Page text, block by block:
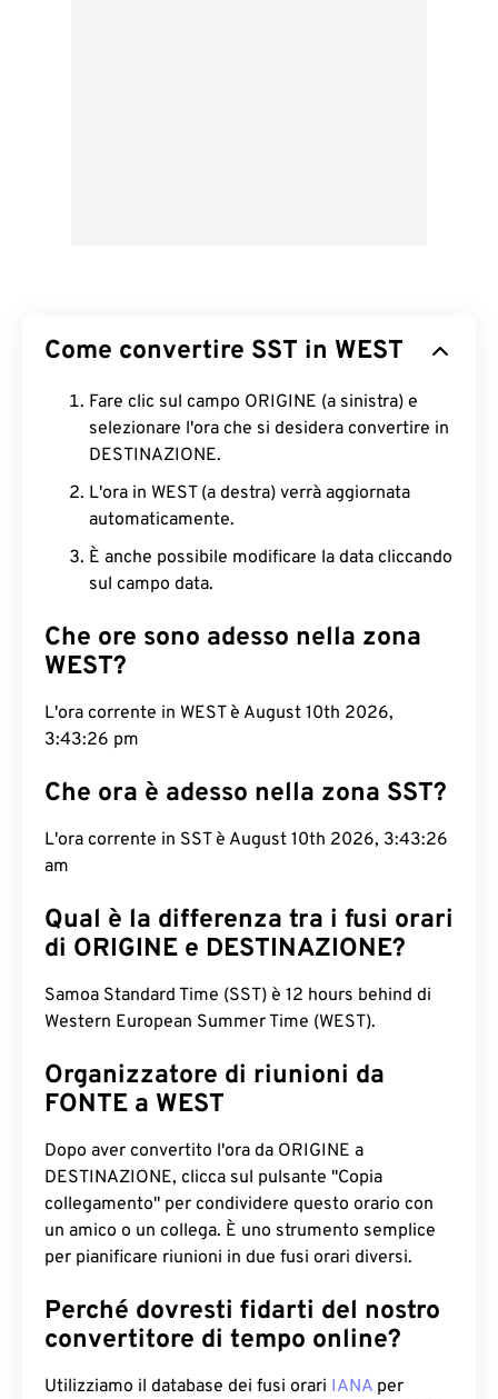
Come convertire SST in WEST
Fare clic sul campo ORIGINE (a sinistra) e
selezionare l'ora che si desidera convertire in
DESTINAZIONE.
L'ora in WEST (a destra) verrà aggiornata
automaticamente.
È anche possibile modificare la data cliccando
sul campo data.
Che ore sono adesso nella zona
WEST?
L'ora corrente in WEST è August 10th 2026,
3:43:27 pm
Che ora è adesso nella zona SST?
L'ora corrente in SST è August 10th 2026, 3:43:27
am
Qual è la differenza tra i fusi orari
di ORIGINE e DESTINAZIONE?
Samoa Standard Time (SST) è 12 hours behind di
Western European Summer Time (WEST).
Organizzatore di riunioni da
FONTE a WEST
Dopo aver convertito l'ora da ORIGINE a
DESTINAZIONE, clicca sul pulsante "Copia
collegamento" per condividere questo orario con
un amico o un collega. È uno strumento semplice
per pianificare riunioni in due fusi orari diversi.
Perché dovresti fidarti del nostro
convertitore di tempo online?
Utilizziamo il database dei fusi orari IANA per